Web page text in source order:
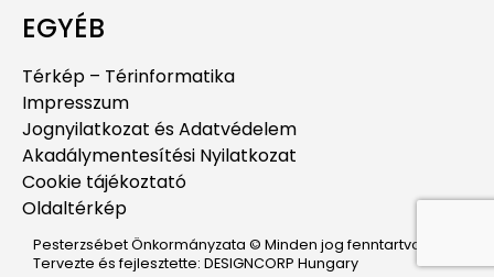
EGYÉB
Térkép – Térinformatika
Impresszum
Jognyilatkozat és Adatvédelem
Akadálymentesítési Nyilatkozat
Cookie tájékoztató
Oldaltérkép
Pesterzsébet Önkormányzata © Minden jog fenntartva.
Tervezte és fejlesztette: DESIGNCORP Hungary